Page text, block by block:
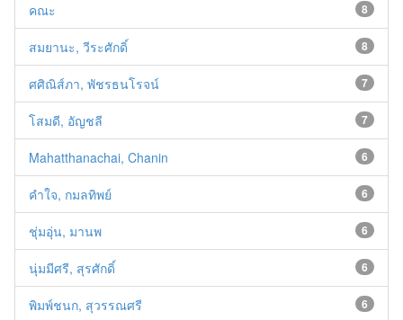
8
คณะ
8
สมยานะ, วีระศักดิ์
7
ศศิณิส์ภา, พัชรธนโรจน์
7
โสมดี, อัญชลี
6
Mahatthanachai, Chanin
6
คำใจ, กมลทิพย์
6
ชุ่มอุ่น, มานพ
6
นุ่มมีศรี, สุรศักดิ์
6
พิมพ์ชนก, สุวรรณศรี